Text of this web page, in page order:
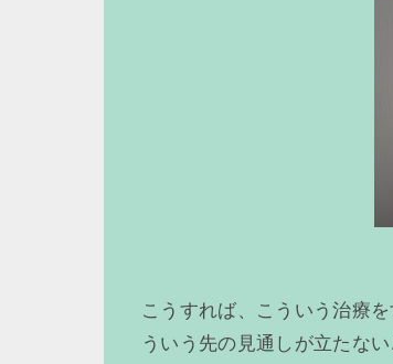
こうすれば、こういう治療
ういう先の見通しが立たな